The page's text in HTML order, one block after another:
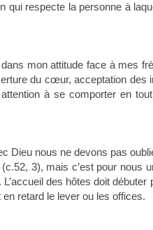
qui respecte la personne à
mon attitude face à mes
du cœur, acceptation des
à se comporter en
Dieu nous ne devons pas
3), mais c’est pour nous
des hôtes doit débuter
retard le lever ou les offices.